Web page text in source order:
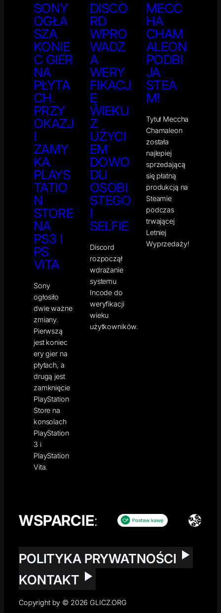
SONY
OGŁA
SZA
KONIE
C GIER
NA
PŁYTA
CH.
PRZY
OKAZJ
I
ZAMY
KA
PLAYS
TATIO
N
STORE
NA
PS3 I
PS
VITA
Sony
ogłosiło
dwie ważne
zmiany.
Pierwszą
jest koniec
ery gier na
płytach, a
drugą jest
zamknięcie
PlayStation
Store na
konsolach
PlayStation
3 i
PlayStation
Vita.
DISCO
RD
WPRO
WADZ
A
WERY
FIKACJ
Ę
WIEKU
Z
UŻYCI
EM
DOWO
DU
OSOBI
STEGO
I
SELFIE
Discord
rozpoczął
wdrażanie
systemu
Incode do
weryfikacji
wieku
użytkowników.
MECC
HA
CHAM
ALEON
PODBI
JA
STEA
M!
Tytuł Meccha
Chamaleon
została
najlepiej
sprzedającą
się płatną
produkcją na
Steamie
podczas
trwającej
Letniej
Wyprzedaży!
WSPARCIE:
POLITYKA PRYWATNOŚCI
KONTAKT
Copyright by © 2026 GLICZ.ORG